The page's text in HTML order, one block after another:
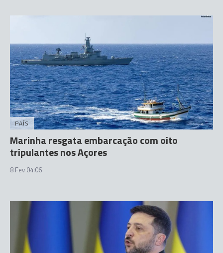
PAÍS
Marinha resgata embarcação com oito
tripulantes nos Açores
8 Fev 04:06